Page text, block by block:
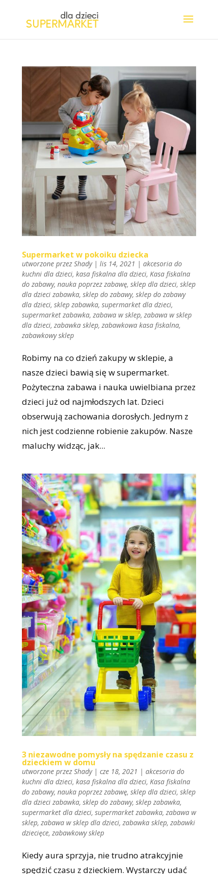
Supermarket w pokoiku dziecka
utworzone przez Shady| lis 14, 2021 | akcesoria do
kuchni dla dzieci, kasa fiskalna dla dzieci, Kasa fiskalna
do zabawy, nauka poprzez zabawę, sklep dla dzieci, sklep
dla dzieci zabawka, sklep do zabawy, sklep do zabawy
dla dzieci, sklep zabawka, supermarket dla dzieci,
supermarket zabawka, zabawa w sklep, zabawa w sklep
dla dzieci, zabawka sklep, zabawkowa kasa fiskalna,
zabawkowy sklep
Robimy na co dzień zakupy w sklepie, a
nasze dzieci bawią się w supermarket.
Pożyteczna zabawa i nauka uwielbiana przez
dzieci już od najmłodszych lat. Dzieci
obserwują zachowania dorosłych. Jednym z
nich jest codzienne robienie zakupów. Nasze
maluchy widząc, jak...
3 niezawodne pomysły na spędzanie czasu z
dzieckiem w domu
utworzone przez Shady| cze 18, 2021 | akcesoria do
kuchni dla dzieci, kasa fiskalna dla dzieci, Kasa fiskalna
do zabawy, nauka poprzez zabawę, sklep dla dzieci, sklep
dla dzieci zabawka, sklep do zabawy, sklep zabawka,
supermarket dla dzieci, supermarket zabawka, zabawa w
sklep, zabawa w sklep dla dzieci, zabawka sklep, zabawki
dziecięce, zabawkowy sklep
Kiedy aura sprzyja, nie trudno atrakcyjnie
spędzić czasu z dzieckiem. Wystarczy udać